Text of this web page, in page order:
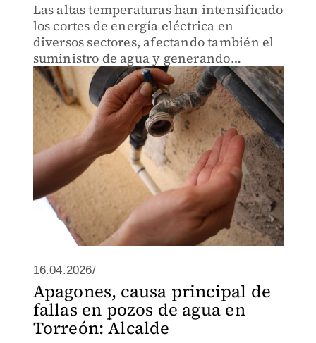
Las altas temperaturas han intensificado
los cortes de energía eléctrica en
diversos sectores, afectando también el
suministro de agua y generando
preocupación entre habitantes.
16.04.2026/
Apagones, causa principal de
fallas en pozos de agua en
Torreón: Alcalde